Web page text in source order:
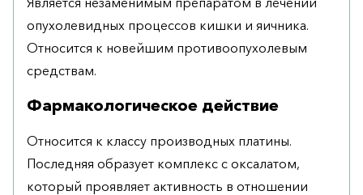
опухолевидных процессов кишки и яичника.
Относится к новейшим противоопухолевым
средствам.
Фармакологическое действие
Относится к классу производных платины.
Последняя образует комплекс с оксалатом,
который проявляет активность в отношении